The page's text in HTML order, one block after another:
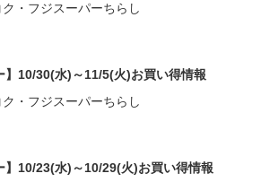
・フジスーパーちらし
】10/30(水)～11/5(火)お買い得情報
・フジスーパーちらし
】10/23(水)～10/29(火)お買い得情報